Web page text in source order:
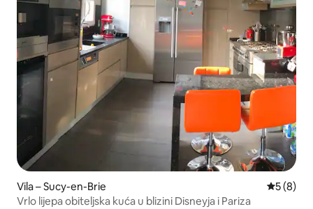
Vila – Sucy-en-Brie
5 (8)
Vrlo lijepa obiteljska kuća u blizini Disneyja i Pariza